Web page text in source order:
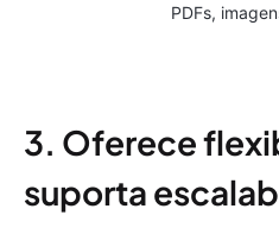
PDFs,
3. Oferece
suporta